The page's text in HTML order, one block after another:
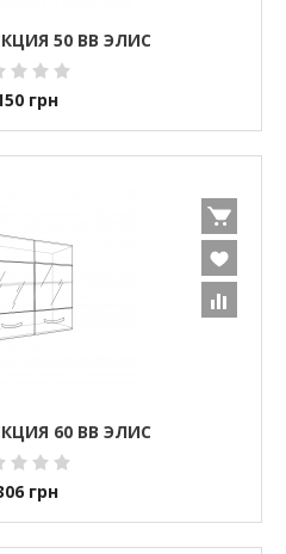
50 ВВ ЭЛИС
грн
60 ВВ ЭЛИС
грн